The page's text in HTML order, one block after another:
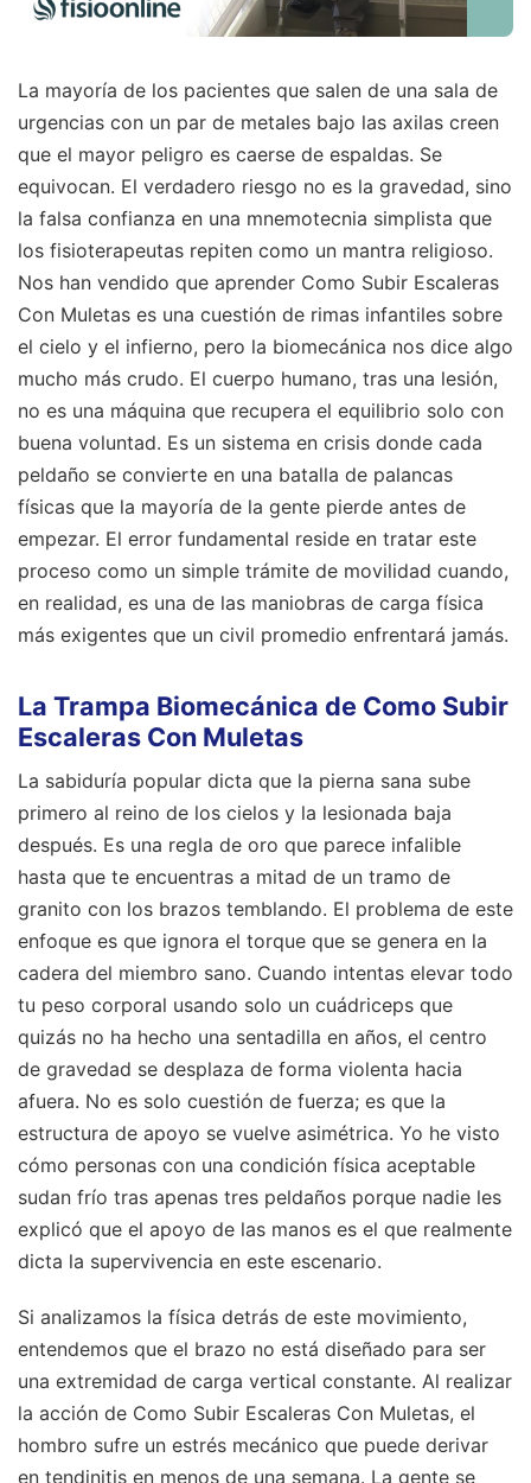
La mayoría de los pacientes que salen de una sala de
urgencias con un par de metales bajo las axilas creen
que el mayor peligro es caerse de espaldas. Se
equivocan. El verdadero riesgo no es la gravedad, sino
la falsa confianza en una mnemotecnia simplista que
los fisioterapeutas repiten como un mantra religioso.
Nos han vendido que aprender Como Subir Escaleras
Con Muletas es una cuestión de rimas infantiles sobre
el cielo y el infierno, pero la biomecánica nos dice algo
mucho más crudo. El cuerpo humano, tras una lesión,
no es una máquina que recupera el equilibrio solo con
buena voluntad. Es un sistema en crisis donde cada
peldaño se convierte en una batalla de palancas
físicas que la mayoría de la gente pierde antes de
empezar. El error fundamental reside en tratar este
proceso como un simple trámite de movilidad cuando,
en realidad, es una de las maniobras de carga física
más exigentes que un civil promedio enfrentará jamás.
La Trampa Biomecánica de Como Subir
Escaleras Con Muletas
La sabiduría popular dicta que la pierna sana sube
primero al reino de los cielos y la lesionada baja
después. Es una regla de oro que parece infalible
hasta que te encuentras a mitad de un tramo de
granito con los brazos temblando. El problema de este
enfoque es que ignora el torque que se genera en la
cadera del miembro sano. Cuando intentas elevar todo
tu peso corporal usando solo un cuádriceps que
quizás no ha hecho una sentadilla en años, el centro
de gravedad se desplaza de forma violenta hacia
afuera. No es solo cuestión de fuerza; es que la
estructura de apoyo se vuelve asimétrica. Yo he visto
cómo personas con una condición física aceptable
sudan frío tras apenas tres peldaños porque nadie les
explicó que el apoyo de las manos es el que realmente
dicta la supervivencia en este escenario.
Si analizamos la física detrás de este movimiento,
entendemos que el brazo no está diseñado para ser
una extremidad de carga vertical constante. Al realizar
la acción de Como Subir Escaleras Con Muletas, el
hombro sufre un estrés mecánico que puede derivar
en tendinitis en menos de una semana. La gente se